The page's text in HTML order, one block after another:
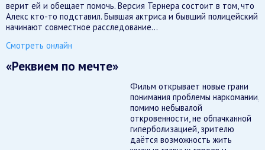
верит ей и обещает помочь. Версия Тернера состоит в том, что
Алекс кто-то подставил. Бывшая актриса и бывший полицейский
начинают совместное расследование…
Смотреть онлайн
«Реквием по мечте»
Фильм открывает новые грани
понимания проблемы наркомании,
помимо небывалой
откровенности, не обпачканной
гиперболизацией, зрителю
даётся возможность жить